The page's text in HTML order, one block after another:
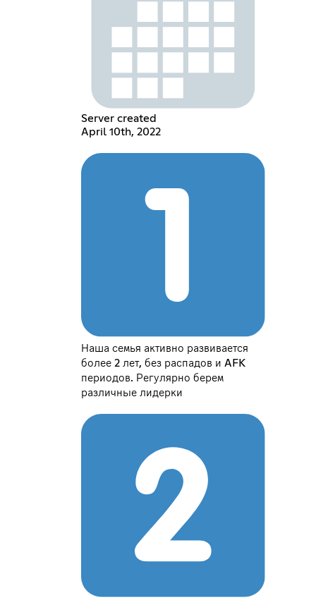
Server created
April 10th, 2022
Наша семья активно развивается
более 2 лет, без распадов и AFK
периодов. Регулярно берем
различные лидерки